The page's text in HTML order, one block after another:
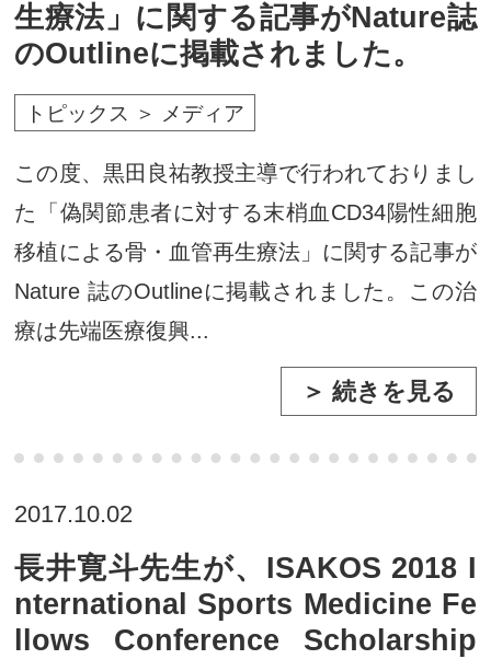
生療法」に関する記事がNature誌
のOutlineに掲載されました。
トピックス ＞ メディア
この度、黒田良祐教授主導で行われておりまし
た「偽関節患者に対する末梢血CD34陽性細胞
移植による骨・血管再生療法」に関する記事が
Nature 誌のOutlineに掲載されました。この治
療は先端医療復興...
＞ 続きを見る
2017.10.02
長井寛斗先生が、ISAKOS 2018 I
nternational Sports Medicine Fe
llows Conference Scholarship